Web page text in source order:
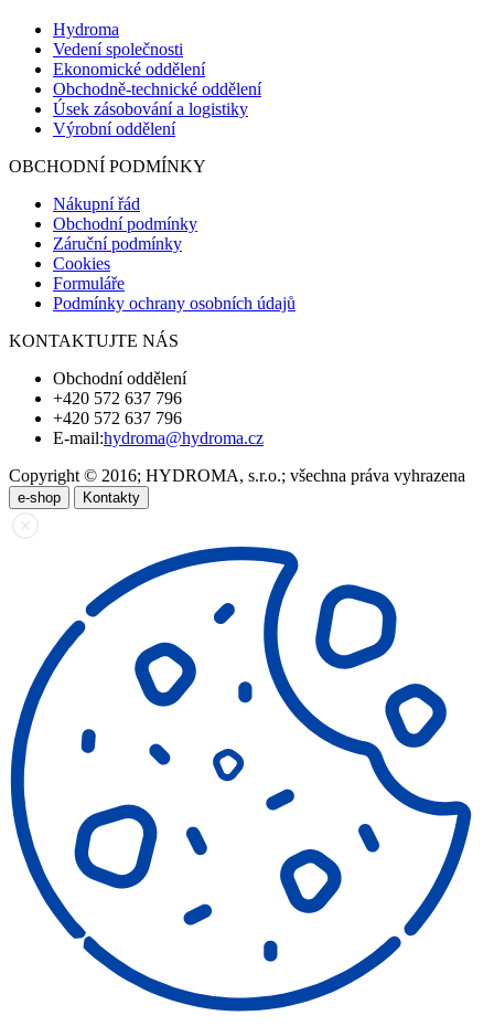
Hydroma
Vedení společnosti
Ekonomické oddělení
Obchodně-technické oddělení
Úsek zásobování a logistiky
Výrobní oddělení
OBCHODNÍ PODMÍNKY
Nákupní řád
Obchodní podmínky
Záruční podmínky
Cookies
Formuláře
Podmínky ochrany osobních údajů
KONTAKTUJTE NÁS
Obchodní oddělení
+420 572 637 796
+420 572 637 796
E-mail:hydroma@hydroma.cz
Copyright © 2016; HYDROMA, s.r.o.; všechna práva vyhrazena
e-shop Kontakty